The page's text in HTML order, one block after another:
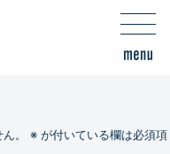
。
※ が付いている欄は必須項